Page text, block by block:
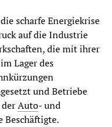
scharfe Energiekrise
auf die Industrie
die mit ihrer
Lager des
und Betriebe
Auto- und